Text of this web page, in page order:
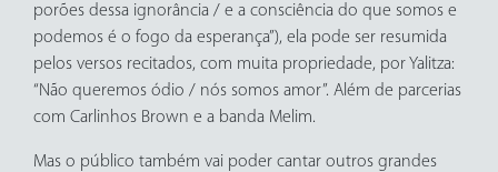
porões dessa ignorância / e a consciência do que somos e
podemos é o fogo da esperança”), ela pode ser resumida
pelos versos recitados, com muita propriedade, por Yalitza:
“Não queremos ódio / nós somos amor”. Além de parcerias
com Carlinhos Brown e a banda Melim.
Mas o público também vai poder cantar outros grandes